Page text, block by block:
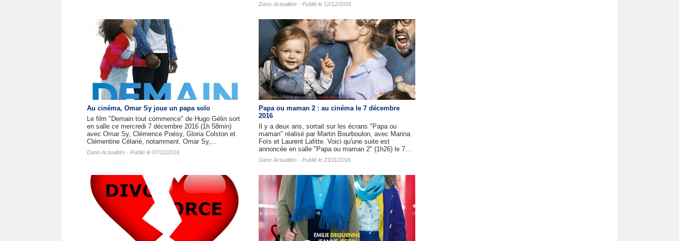
Dans Actualités - Publié le 12/12/2016
Au cinéma, Omar Sy joue un papa solo
Le film "Demain tout commence" de Hugo Gélin sort
en salle ce mercredi 7 décembre 2016 (1h 58min)
avec Omar Sy, Clémence Poésy, Gloria Colston et
Clémentine Célarié, notamment. Omar Sy,...
Dans Actualités - Publié le 07/12/2016
Papa ou maman 2 : au cinéma le 7 décembre
2016
Il y a deux ans, sortait sur les écrans "Papa ou
maman" réalisé par Martin Bourboulon, avec Marina
Foïs et Laurent Lafitte. Voici qu'une suite est
annoncée en salle "Papa ou maman 2" (1h26) le 7...
Dans Actualités - Publié le 23/11/2016